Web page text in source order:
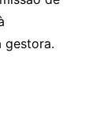
gestora.